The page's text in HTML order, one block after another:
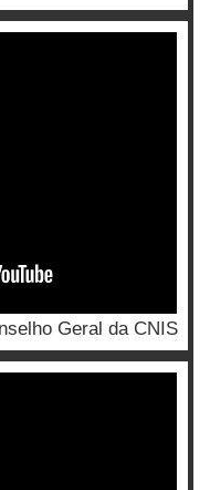
Geral da CNIS